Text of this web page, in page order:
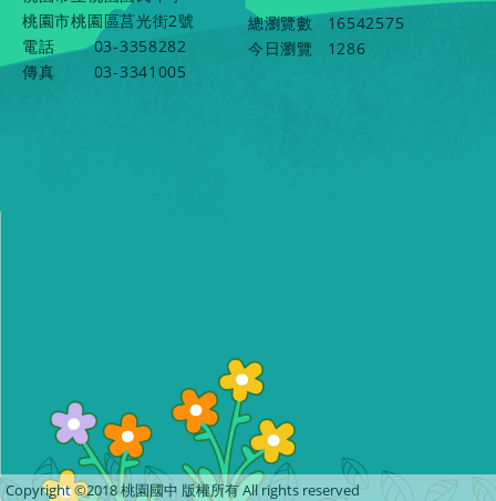
桃園市桃園區莒光街2號
電話
03-3358282
傳真
03-3341005
總瀏覽數
16542575
今日瀏覽
1286
Copyright ©2018 桃園國中 版權所有 All rights reserved